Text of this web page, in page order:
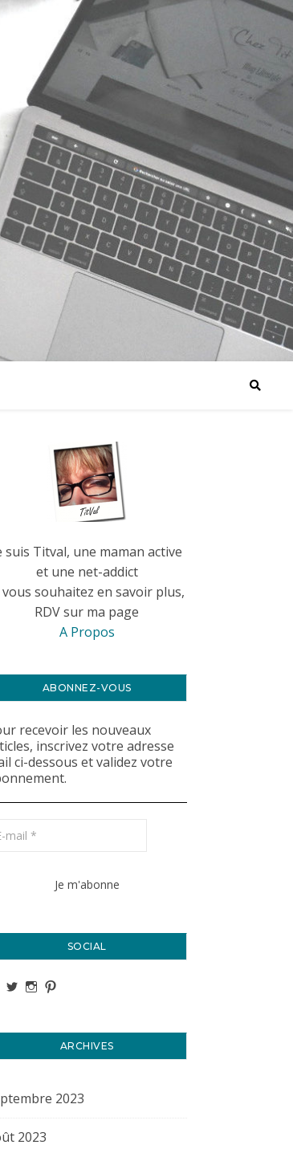
suis Titval, une maman active
et une net-addict
vous souhaitez en savoir plus,
RDV sur ma page
A Propos
ABONNEZ-VOUS
recevoir les nouveaux
inscrivez votre adresse
ci-dessous et validez votre
SOCIAL
Voir le profil de titval35 sur Facebook
Voir le profil de titval35 sur Twitter
Voir le profil de titval35 sur Instagram
ARCHIVES
2023
2023